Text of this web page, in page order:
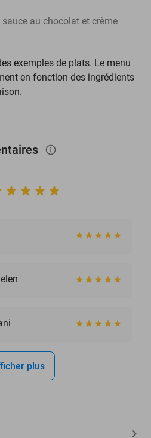
au chocolat et crème
exemples de plats. Le menu
en fonction des ingrédients
info_outlined
plus